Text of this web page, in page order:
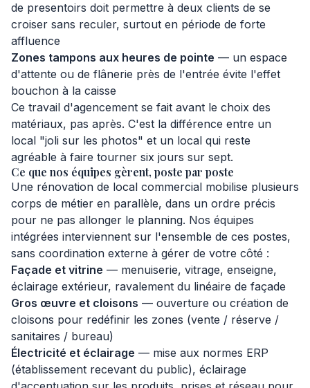
de present­oirs doit permettre à deux clients de se
croiser sans reculer, surtout en période de forte
affluence
Zones tampons aux heures de pointe — un espace
d'attente ou de flânerie près de l'entrée évite l'effet
bouchon à la caisse
Ce travail d'agencement se fait avant le choix des
matériaux, pas après. C'est la différence entre un
local "joli sur les photos" et un local qui reste
agréable à faire tourner six jours sur sept.
Ce que nos équipes gèrent, poste par poste
Une rénovation de local commercial mobilise plusieurs
corps de métier en parallèle, dans un ordre précis
pour ne pas allonger le planning. Nos équipes
intégrées interviennent sur l'ensemble de ces postes,
sans coordination externe à gérer de votre côté :
Façade et vitrine — menuiserie, vitrage, enseigne,
éclairage extérieur, ravalement du linéaire de façade
Gros œuvre et cloisons — ouverture ou création de
cloisons pour redéfinir les zones (vente / réserve /
sanitaires / bureau)
Électricité et éclairage — mise aux normes ERP
(établissement recevant du public), éclairage